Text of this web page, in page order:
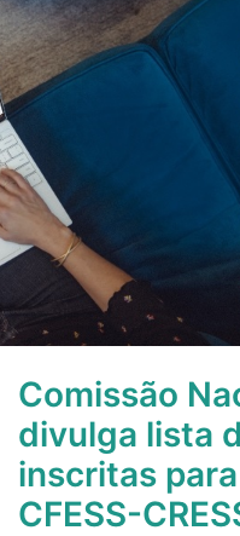
Comissão
divulga lista
inscritas
CFESS-